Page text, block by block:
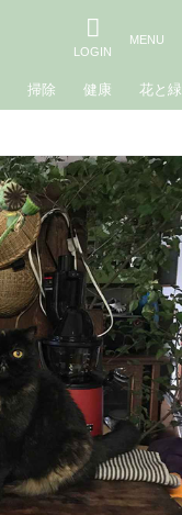
掃除 健康 花と緑